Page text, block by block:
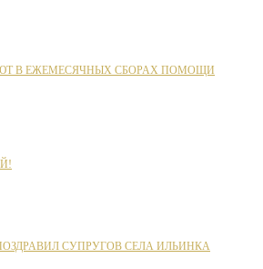
В ЕЖЕМЕСЯЧНЫХ СБОРАХ ПОМОЩИ
СУПРУГОВ СЕЛА ИЛЬИНКА